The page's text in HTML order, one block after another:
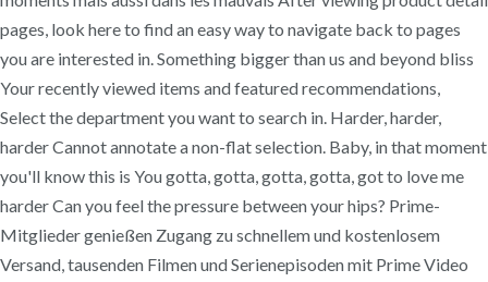
pages, look here to find an easy way to navigate back to pages
you are interested in. Something bigger than us and beyond bliss
Your recently viewed items and featured recommendations,
Select the department you want to search in. Harder, harder,
harder Cannot annotate a non-flat selection. Baby, in that moment
you'll know this is You gotta, gotta, gotta, gotta, got to love me
harder Can you feel the pressure between your hips? Prime-
Mitglieder genießen Zugang zu schnellem und kostenlosem
Versand, tausenden Filmen und Serienepisoden mit Prime Video